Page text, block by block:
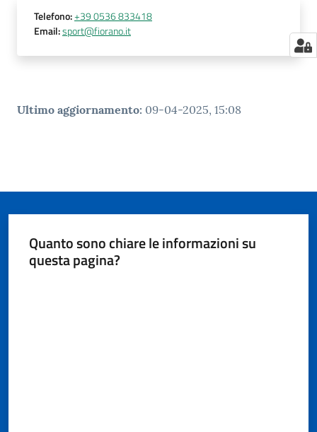
Telefono:+39 0536 833418
Email:sport@fiorano.it
Ultimo aggiornamento: 09-04-2025, 15:08
Quanto sono chiare le informazioni su
questa pagina?